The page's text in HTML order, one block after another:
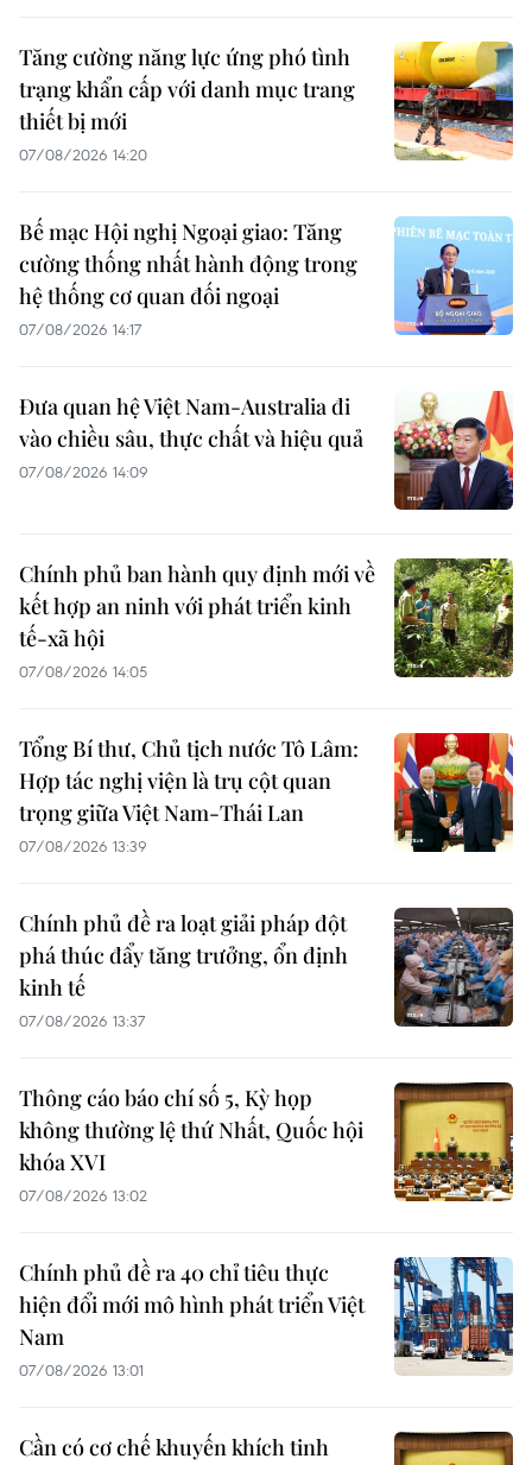
Tăng cường năng lực ứng phó tình
trạng khẩn cấp với danh mục trang
thiết bị mới
07/08/2026 14:20
Bế mạc Hội nghị Ngoại giao: Tăng
cường thống nhất hành động trong
hệ thống cơ quan đối ngoại
07/08/2026 14:17
Đưa quan hệ Việt Nam-Australia đi
vào chiều sâu, thực chất và hiệu quả
07/08/2026 14:09
Chính phủ ban hành quy định mới về
kết hợp an ninh với phát triển kinh
tế-xã hội
07/08/2026 14:05
Tổng Bí thư, Chủ tịch nước Tô Lâm:
Hợp tác nghị viện là trụ cột quan
trọng giữa Việt Nam-Thái Lan
07/08/2026 13:39
Chính phủ đề ra loạt giải pháp đột
phá thúc đẩy tăng trưởng, ổn định
kinh tế
07/08/2026 13:37
Thông cáo báo chí số 5, Kỳ họp
không thường lệ thứ Nhất, Quốc hội
khóa XVI
07/08/2026 13:02
Chính phủ đề ra 40 chỉ tiêu thực
hiện đổi mới mô hình phát triển Việt
Nam
07/08/2026 13:01
Cần có cơ chế khuyến khích tinh